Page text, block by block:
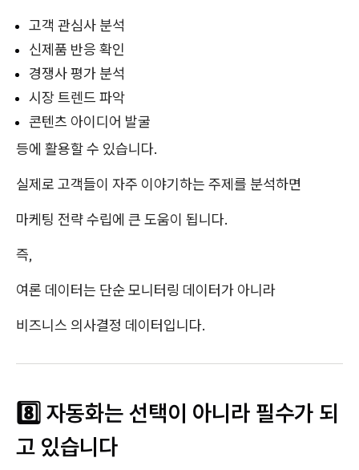
고객 관심사 분석
신제품 반응 확인
경쟁사 평가 분석
시장 트렌드 파악
콘텐츠 아이디어 발굴
등에 활용할 수 있습니다.
실제로 고객들이 자주 이야기하는 주제를 분석하면
마케팅 전략 수립에 큰 도움이 됩니다.
즉,
여론 데이터는 단순 모니터링 데이터가 아니라
비즈니스 의사결정 데이터입니다.
8️⃣ 자동화는 선택이 아니라 필수가 되
고 있습니다